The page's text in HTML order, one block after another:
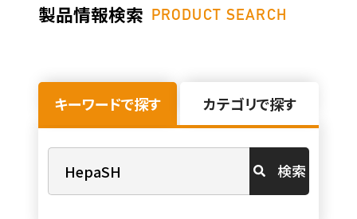
製品情報検索 PRODUCT SEARCH
キーワードで探す カテゴリで探す
検索